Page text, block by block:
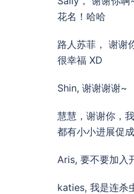
花名！哈哈
路人苏菲， 谢谢
很幸福 XD
Shin, 谢谢谢谢~
慧慧，谢谢你，
都有小小进展促
Aris, 要不要加入
katies, 我是连杀